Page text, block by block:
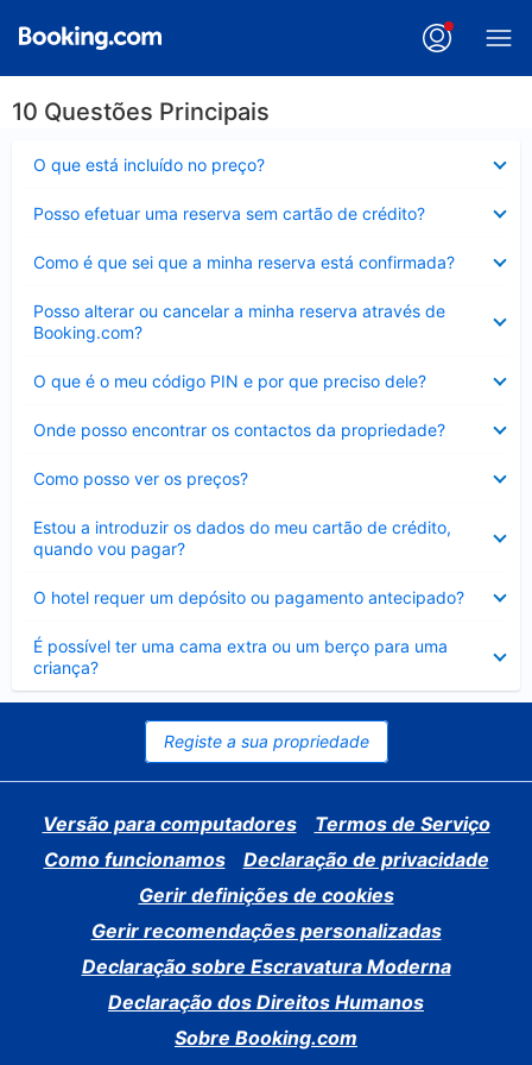
10 Questões Principais
O que está incluído no preço?
fechado
Posso efetuar uma reserva sem cartão de crédito?
fechado
Como é que sei que a minha reserva está confirmada?
fechado
Posso alterar ou cancelar a minha reserva através de
Booking.com?
fechado
O que é o meu código PIN e por que preciso dele?
fechado
Onde posso encontrar os contactos da propriedade?
fechado
Como posso ver os preços?
fechado
Estou a introduzir os dados do meu cartão de crédito,
quando vou pagar?
fechado
O hotel requer um depósito ou pagamento antecipado?
fechado
É possível ter uma cama extra ou um berço para uma
criança?
Elemento
fechado
Registe a sua propriedade
Versão para computadores
Termos de Serviço
Como funcionamos
Declaração de privacidade
Gerir definições de cookies
Gerir recomendações personalizadas
Declaração sobre Escravatura Moderna
Declaração dos Direitos Humanos
Sobre Booking.com